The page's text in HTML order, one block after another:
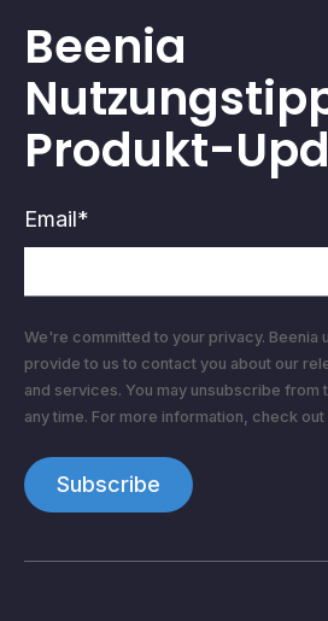
Beenia
Produkt-
Email*
We're committed to your privacy. Beenia
provide to us to contact you about our
and services. You may unsubscribe from
any time. For more information, check